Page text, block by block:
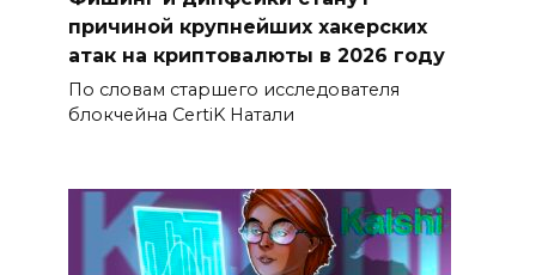
причиной крупнейших хакерских
атак на криптовалюты в 2026 году
По словам старшего исследователя
блокчейна CertiK Натали